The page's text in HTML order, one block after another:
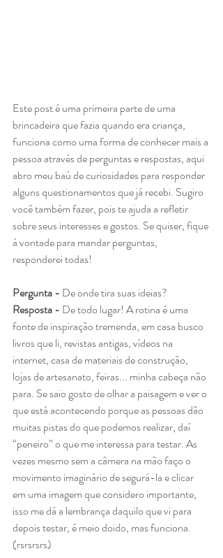
Este post é uma primeira parte de uma
brincadeira que fazia quando era criança,
funciona como uma forma de conhecer mais a
pessoa através de perguntas e respostas, aqui
abro meu baú de curiosidades para responder
alguns questionamentos que já recebi. Sugiro
você também fazer, pois te ajuda a refletir
sobre seus interesses e gostos. Se quiser, fique
à vontade para mandar perguntas,
responderei todas!
Pergunta - De onde tira suas ideias?
Resposta - De todo lugar! A rotina é uma
fonte de inspiração tremenda, em casa busco
livros que li, revistas antigas, vídeos na
internet, casa de materiais de construção,
lojas de artesanato, feiras... minha cabeça não
para. Se saio gosto de olhar a paisagem e ver o
que está acontecendo porque as pessoas dão
muitas pistas do que podemos realizar, daí
“peneiro” o que me interessa para testar. As
vezes mesmo sem a câmera na mão faço o
movimento imaginário de segurá-la e clicar
em uma imagem que considero importante,
isso me dá a lembrança daquilo que vi para
depois testar, é meio doido, mas funciona.
(rsrsrsrs)